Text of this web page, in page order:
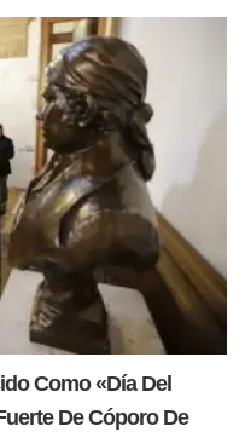
Como «Día Del
De Cóporo De